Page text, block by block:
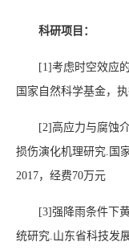
科研项目：
[1]考虑时空效应
国家自然科学基金，执
[2] 高应力与腐蚀
损伤演化机理研究 国
2017，经费70 万元
[3]强降雨条件下
统研究 山东省科技发